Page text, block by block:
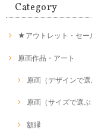
Category
★アウトレット・セー
原画作品・アート
原画（デザインで選
原画（サイズで選ぶ
額縁